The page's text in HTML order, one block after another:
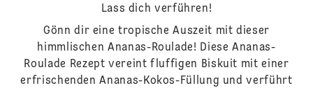
Lass dich verführen!
Gönn dir eine tropische Auszeit mit dieser
himmlischen Ananas-Roulade! Diese Ananas-
Roulade Rezept vereint fluffigen Biskuit mit einer
erfrischenden Ananas-Kokos-Füllung und verführt